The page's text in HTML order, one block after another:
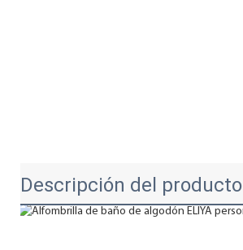
Descripción del producto